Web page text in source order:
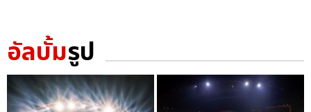
อัลบั้มรูป